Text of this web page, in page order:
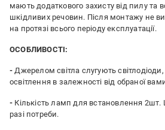
мають додаткового захисту від пилу та
шкідливих речовин. Після монтажу не
на протязі всього періоду експлуатації.
ОСОБЛИВОСТІ:
-Джерелом світла слугують
освітлення в залежності від обраної
- Кількість ламп для встановлення
разі потреби.